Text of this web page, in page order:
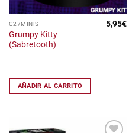
C27MINIS
Grumpy Kitty
(Sabretooth)
5,95€
AÑADIR AL CARRITO